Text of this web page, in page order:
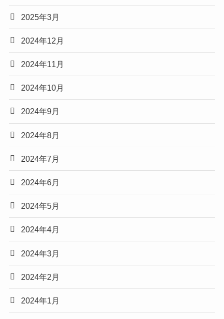
2025年3月
2024年12月
2024年11月
2024年10月
2024年9月
2024年8月
2024年7月
2024年6月
2024年5月
2024年4月
2024年3月
2024年2月
2024年1月